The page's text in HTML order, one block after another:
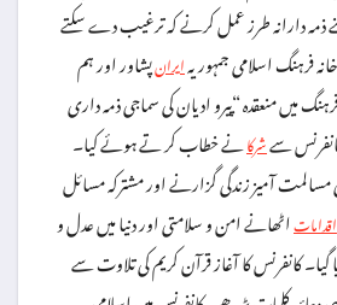
دارانہ طرز عمل کرنے کہ ترغیب دے سکتے
فرہنگ اسلامی جمہوریہایرانپشاور اور ہم
میں منعقدہ “پیرو ادیان کی سماجی ذمہ داری
سےشرکانے خطاب کر تے ہوئے کیا۔
مسالمت آمیز زندگی گزارنے اور مشترکہ مسائل
اقداماتاٹھانے امن و سلامتی اور دنیا میں عدل و
کانفرنس کا آغاز قرآن کریم کی تلاوت سے